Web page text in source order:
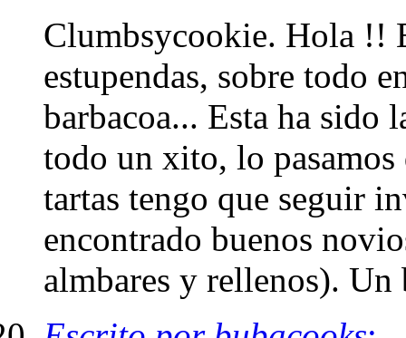
Clumbsycookie. Hola !!
estupendas, sobre todo
barbacoa... Esta ha sido
todo un xito, lo
tartas tengo que seguir
encontrado buenos
almbares y rellenos). Un